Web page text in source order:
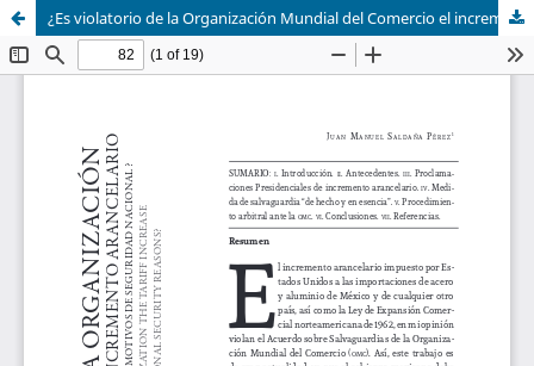
¿Es violatorio de la Organización Mundial del Comercio el incremento arancelario de Estados Unidos al acero y aluminio por motivos de seguridad nacional? / It is violatory of the World Trade Organization the tariff increase of the U.S. to steel and aluminum for national security reasons?